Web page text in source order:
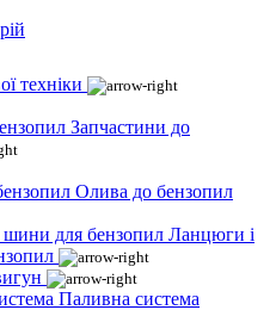
техніки
Запчастини до
Олива до бензопил
Ланцюги і
Паливна система